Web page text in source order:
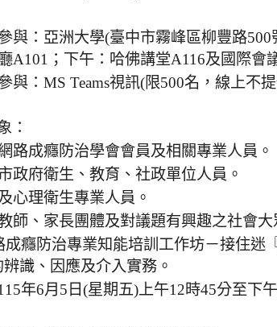
與：亞洲大學(臺中市霧峰區柳豐路500
A101；下午：哈佛講堂A116及國際會
與：MS Teams視訊(限500名，線上不
：
路成癮防治學會會員及相關專業人員。
政府衛生、教育、社政單位人員。
心理衛生專業人員。
師、家長團體及對議題有興趣之社會大
成癮防治專業知能培訓工作坊－接住迷
識、因應及介入實務。
年6月5日(星期五)上午12時45分至下